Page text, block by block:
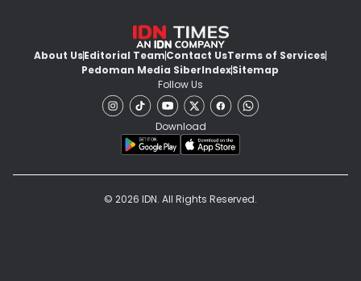
About UsEditorial TeamContact UsTerms of Services
Pedoman Media SiberIndexSitemap
Follow Us
Download
© 2026 IDN. All Rights Reserved.